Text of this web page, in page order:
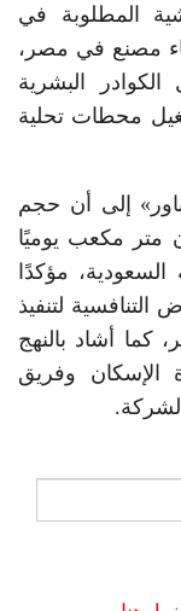
المطلوبة في
مصنع في مصر،
البشرية
محطات تحلية
إلى أن حجم
الحالي يبلغ نحو 11 مليون متر مكعب يوميًا
السعودية، مؤكدًا
لتنفيذ
كما أشاد بالنهج
الإسكان وفريق